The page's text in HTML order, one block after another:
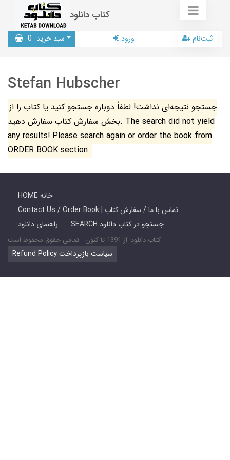
کتاب دانلود
سبد خرید 0 ورود ثبت‌نام
Stefan Hubscher
جستجو نتیجه‌ای نداشت! لطفاً دوباره جستجو کنید یا کتاب را از
بخش سفارش کتاب سفارش دهید. The search did not yield
any results! Please search again or order the book from
ORDER BOOK section.
HOME خانه
Contact Us / Order Book | تماس با ما / سفارش کتاب
راهنمای دانلود
SEARCH جستجو در کتاب دانلود
کتاب دانلود: از 1391 تا کنون - تمامی حقوق محفوظ است
Refund Policy سیاست بازپرداخت